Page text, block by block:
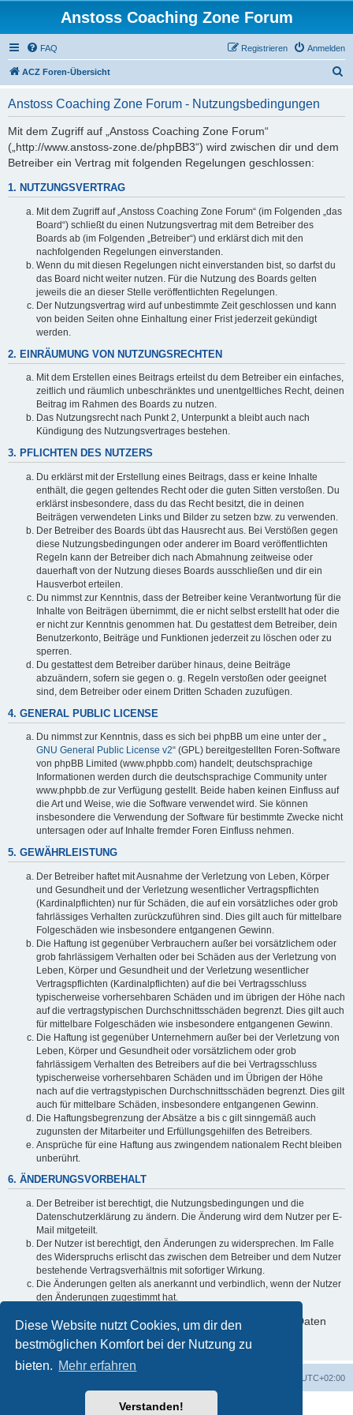
Diese Website nutzt Cookies, um dir den
bestmöglichen Komfort bei der Nutzung zu
bieten. Mehr erfahren
Verstanden!
Anstoss Coaching Zone Forum
FAQ Anmelden
Registrieren
ACZ Foren-Übersicht
Anstoss Coaching Zone Forum - Nutzungsbedingungen
Mit dem Zugriff auf „Anstoss Coaching Zone Forum“
(„http://www.anstoss-zone.de/phpBB3“) wird zwischen dir und dem
Betreiber ein Vertrag mit folgenden Regelungen geschlossen:
1. NUTZUNGSVERTRAG
Mit dem Zugriff auf „Anstoss Coaching Zone Forum“ (im Folgenden „das
Board“) schließt du einen Nutzungsvertrag mit dem Betreiber des
Boards ab (im Folgenden „Betreiber“) und erklärst dich mit den
nachfolgenden Regelungen einverstanden.
Wenn du mit diesen Regelungen nicht einverstanden bist, so darfst du
das Board nicht weiter nutzen. Für die Nutzung des Boards gelten
jeweils die an dieser Stelle veröffentlichten Regelungen.
Der Nutzungsvertrag wird auf unbestimmte Zeit geschlossen und kann
von beiden Seiten ohne Einhaltung einer Frist jederzeit gekündigt
werden.
2. EINRÄUMUNG VON NUTZUNGSRECHTEN
Mit dem Erstellen eines Beitrags erteilst du dem Betreiber ein einfaches,
zeitlich und räumlich unbeschränktes und unentgeltliches Recht, deinen
Beitrag im Rahmen des Boards zu nutzen.
Das Nutzungsrecht nach Punkt 2, Unterpunkt a bleibt auch nach
Kündigung des Nutzungsvertrages bestehen.
3. PFLICHTEN DES NUTZERS
Du erklärst mit der Erstellung eines Beitrags, dass er keine Inhalte
enthält, die gegen geltendes Recht oder die guten Sitten verstoßen. Du
erklärst insbesondere, dass du das Recht besitzt, die in deinen
Beiträgen verwendeten Links und Bilder zu setzen bzw. zu verwenden.
Der Betreiber des Boards übt das Hausrecht aus. Bei Verstößen gegen
diese Nutzungsbedingungen oder anderer im Board veröffentlichten
Regeln kann der Betreiber dich nach Abmahnung zeitweise oder
dauerhaft von der Nutzung dieses Boards ausschließen und dir ein
Hausverbot erteilen.
Du nimmst zur Kenntnis, dass der Betreiber keine Verantwortung für die
Inhalte von Beiträgen übernimmt, die er nicht selbst erstellt hat oder die
er nicht zur Kenntnis genommen hat. Du gestattest dem Betreiber, dein
Benutzerkonto, Beiträge und Funktionen jederzeit zu löschen oder zu
sperren.
Du gestattest dem Betreiber darüber hinaus, deine Beiträge
abzuändern, sofern sie gegen o. g. Regeln verstoßen oder geeignet
sind, dem Betreiber oder einem Dritten Schaden zuzufügen.
4. GENERAL PUBLIC LICENSE
Du nimmst zur Kenntnis, dass es sich bei phpBB um eine unter der „
GNU General Public License v2“ (GPL) bereitgestellten Foren-Software
von phpBB Limited (www.phpbb.com) handelt; deutschsprachige
Informationen werden durch die deutschsprachige Community unter
www.phpbb.de zur Verfügung gestellt. Beide haben keinen Einfluss auf
die Art und Weise, wie die Software verwendet wird. Sie können
insbesondere die Verwendung der Software für bestimmte Zwecke nicht
untersagen oder auf Inhalte fremder Foren Einfluss nehmen.
5. GEWÄHRLEISTUNG
Der Betreiber haftet mit Ausnahme der Verletzung von Leben, Körper
und Gesundheit und der Verletzung wesentlicher Vertragspflichten
(Kardinalpflichten) nur für Schäden, die auf ein vorsätzliches oder grob
fahrlässiges Verhalten zurückzuführen sind. Dies gilt auch für mittelbare
Folgeschäden wie insbesondere entgangenen Gewinn.
Die Haftung ist gegenüber Verbrauchern außer bei vorsätzlichem oder
grob fahrlässigem Verhalten oder bei Schäden aus der Verletzung von
Leben, Körper und Gesundheit und der Verletzung wesentlicher
Vertragspflichten (Kardinalpflichten) auf die bei Vertragsschluss
typischerweise vorhersehbaren Schäden und im übrigen der Höhe nach
auf die vertragstypischen Durchschnittsschäden begrenzt. Dies gilt auch
für mittelbare Folgeschäden wie insbesondere entgangenen Gewinn.
Die Haftung ist gegenüber Unternehmern außer bei der Verletzung von
Leben, Körper und Gesundheit oder vorsätzlichem oder grob
fahrlässigem Verhalten des Betreibers auf die bei Vertragsschluss
typischerweise vorhersehbaren Schäden und im Übrigen der Höhe
nach auf die vertragstypischen Durchschnittsschäden begrenzt. Dies gilt
auch für mittelbare Schäden, insbesondere entgangenen Gewinn.
Die Haftungsbegrenzung der Absätze a bis c gilt sinngemäß auch
zugunsten der Mitarbeiter und Erfüllungsgehilfen des Betreibers.
Ansprüche für eine Haftung aus zwingendem nationalem Recht bleiben
unberührt.
6. ÄNDERUNGSVORBEHALT
Der Betreiber ist berechtigt, die Nutzungsbedingungen und die
Datenschutzerklärung zu ändern. Die Änderung wird dem Nutzer per E-
Mail mitgeteilt.
Der Nutzer ist berechtigt, den Änderungen zu widersprechen. Im Falle
des Widerspruchs erlischt das zwischen dem Betreiber und dem Nutzer
bestehende Vertragsverhältnis mit sofortiger Wirkung.
Die Änderungen gelten als anerkannt und verbindlich, wenn der Nutzer
den Änderungen zugestimmt hat.
Informationen über den Umgang mit deinen persönlichen Daten
sind in der Datenschutzerklärung enthalten.
UTC+02:00
Powered byphpBB® Forum Software © phpBB Limited